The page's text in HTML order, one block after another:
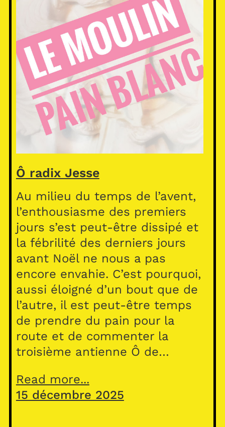
Ô radix Jesse
Au milieu du temps de l’avent,
l’enthousiasme des premiers
jours s’est peut-être dissipé et
la fébrilité des derniers jours
avant Noël ne nous a pas
encore envahie. C’est pourquoi,
aussi éloigné d’un bout que de
l’autre, il est peut-être temps
de prendre du pain pour la
route et de commenter la
troisième antienne Ô de…
Read more...
15 décembre 2025